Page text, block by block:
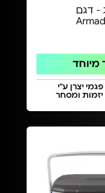
- דגם
מיוחד
יצרן ע"י
ומסחר